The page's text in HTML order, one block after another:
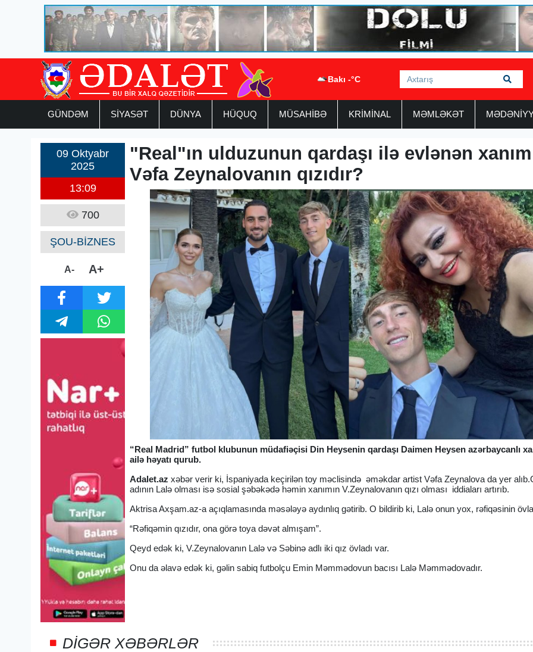
Bakı -°C
GÜNDƏM SİYASƏT DÜNYA HÜQUQ MÜSAHİBƏ KRİMİNAL MƏMLƏKƏT
09 Oktyabr
2025
13:09
700
ŞOU-BİZNES
A- A+
"Real"ın ulduzunun qardaşı ilə evlənən xanım
Vəfa Zeynalovanın qızıdır?
“Real Madrid” futbol klubunun müdafiəçisi Din Heysenin qardaşı Daimen Heysen azərbaycanlı
ailə həyatı qurub.
Adalet.azxəbər verir ki, İspaniyada keçirilən toy məclisində əməkdar artist Vəfa Zeynalova da yer
adının Lalə olması isə sosial şəbəkədə həmin xanımın V.Zeynalovanın qızı olması iddiaları artırıb.
Aktrisa Axşam.az-a açıqlamasında məsələyə aydınlıq gətirib. O bildirib ki, Lalə onun yox, rəfiqəsinin
“Rəfiqəmin qızıdır, ona görə toya dəvət almışam”.
Qeyd edək ki, V.Zeynalovanın Lalə və Səbinə adlı iki qız övladı var.
Onu da əlavə edək ki, gəlin sabiq futbolçu Emin Məmmədovun bacısı Lalə Məmmədovadır.
DIGƏR XƏBƏRLƏR